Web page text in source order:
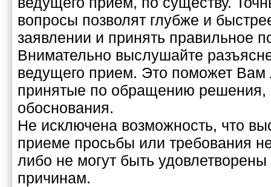
вопросы позволят глубже и
заявлении и принять правильное
Внимательно выслушайте
ведущего прием. Это поможет Вам
принятые по обращению решения,
обоснования.
Не исключена возможность, что
приеме просьбы или требования
либо не могут быть
причинам.